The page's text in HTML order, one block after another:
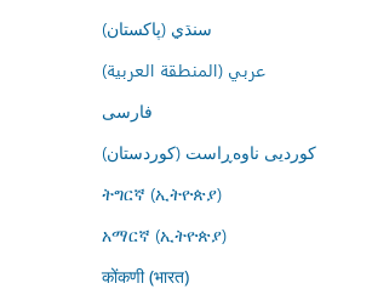
سنڌي (پاکستان)
عربي (المنطقة العربية)
فارسى
کوردیی ناوەڕاست (کوردستان)
ትግርኛ (ኢትዮጵያ)
አማርኛ (ኢትዮጵያ)
कोंकणी (भारत)